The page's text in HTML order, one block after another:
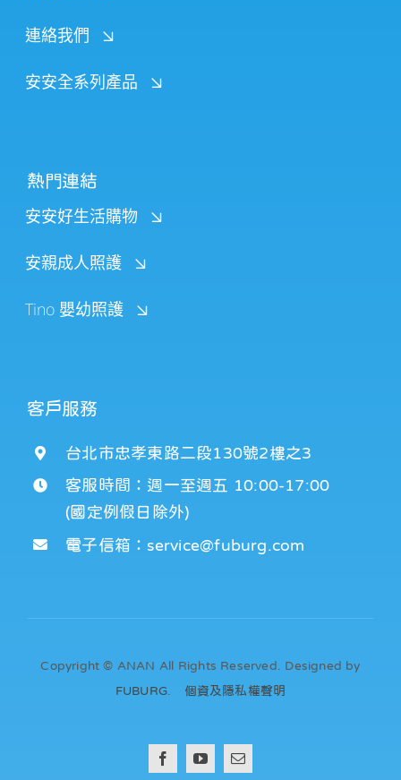
連絡我們
安安全系列產品
熱門連結
安安好生活購物
安親成人照護
Tino 嬰幼照護
客戶服務
台北市忠孝東路二段130號2樓之3
客服時間：週一至週五 10:00-17:00
(國定例假日除外)
電子信箱：service@fuburg.com
Copyright © ANAN All Rights Reserved. Designed by
FUBURG
個資及隱私權聲明